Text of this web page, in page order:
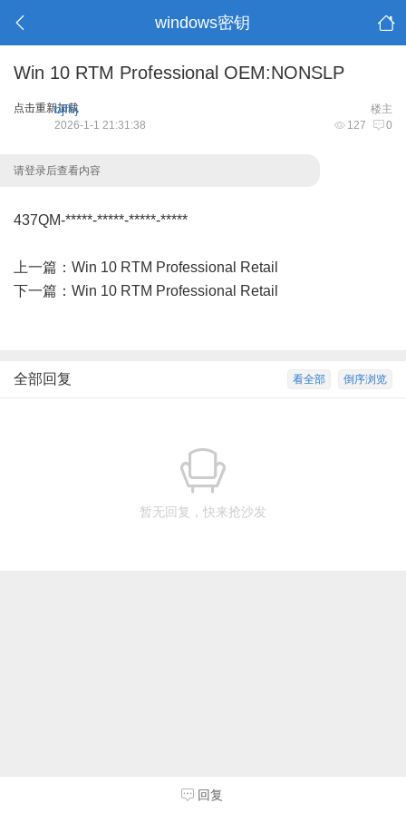
windows密钥
Win 10 RTM Professional OEM:NONSLP
点击重新加载 楼主
bjfhj
127 0
2026-1-1 21:31:38
请登录后查看内容
437QM-*****-*****-*****-*****
上一篇： Win 10 RTM Professional Retail
下一篇： Win 10 RTM Professional Retail
倒序浏览
看全部
全部回复
暂无回复，快来抢沙发
回复